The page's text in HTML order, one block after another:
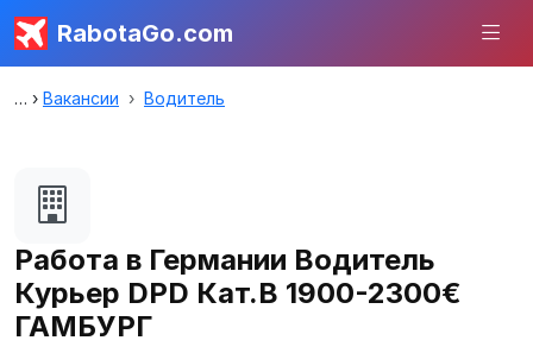
RabotaGo.com
Вакансии Водитель
Работа в Германии Водитель
Курьер DPD Кат.В 1900-2300€
ГАМБУРГ